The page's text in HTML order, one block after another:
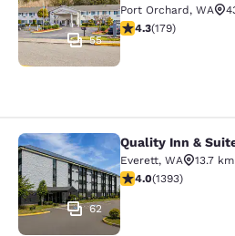
55
Port Orchard, WA
Calificación de 4.27
4.3(179)
Quality Inn & Suites
62
Quality Inn &
Everett, WA
13.7 km
Calificación de 3.98
4.0(1393)